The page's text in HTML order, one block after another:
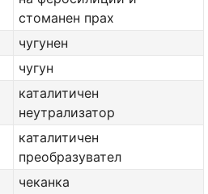
стоманен прах
чугунен
чугун
каталитичен
неутрализатор
каталитичен
преобразувател
чеканка